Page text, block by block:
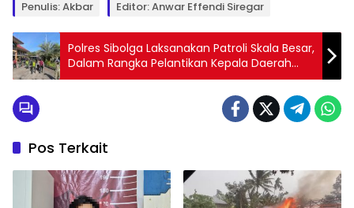
Penulis: Akbar Editor: Anwar Effendi Siregar
Polres Sibolga Laksanakan Patroli Skala Besar,
Dalam Rangka Pelantikan Kepala Daerah
Terpilih
Pos Terkait